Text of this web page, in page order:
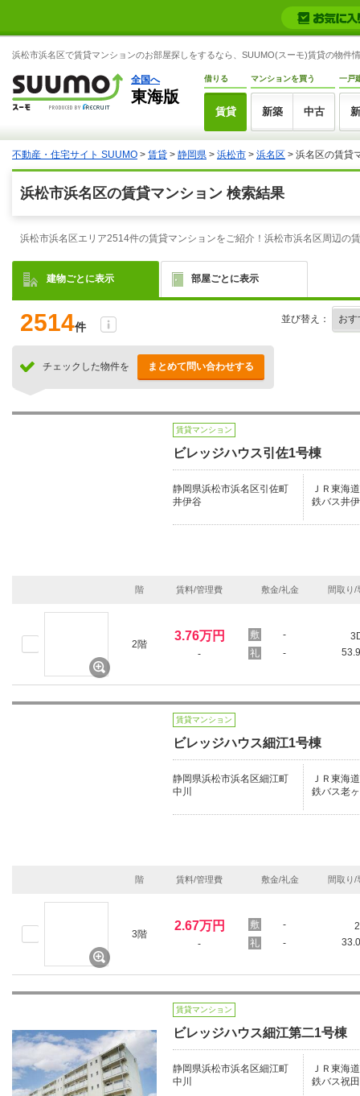
浜松市浜名区で賃貸マンションのお部屋探しをするなら、SUUMO(スーモ)賃貸の物件
全国へ
東海版
借りる
賃貸
マンションを買う
新築 中古
一戸
不動産・住宅サイト SUUMO > 賃貸 > 静岡県 > 浜松市 > 浜名区 > 浜名区の賃貸
浜松市浜名区の賃貸マンション 検索結果
浜松市浜名区エリア2514件の賃貸マンションをご紹介！浜松市浜名区周辺
建物ごとに表示 部屋ごとに表示
2514件
並び替え：
チェックした物件を まとめて問い合わせする
賃貸マンション
ビレッジハウス引佐1号棟
静岡県浜松市浜名区引佐町
井伊谷
ＪＲ東海
鉄バス井
階 賃料/管理費 敷金/礼金 間取り/
2階
3.76万円
-
-
-
賃貸マンション
ビレッジハウス細江1号棟
静岡県浜松市浜名区細江町
中川
ＪＲ東海
鉄バス老
階 賃料/管理費 敷金/礼金 間取り/
3階
2.67万円
-
-
-
賃貸マンション
ビレッジハウス細江第二1号棟
静岡県浜松市浜名区細江町
中川
ＪＲ東海
鉄バス祝